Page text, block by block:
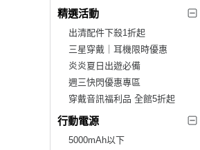
精選活動
出清配件下殺1折起
三星穿戴｜耳機限時優惠
炎炎夏日出遊必備
週三快閃優惠專區
穿戴音訊福利品 全館5折起
行動電源
5000mAh以下